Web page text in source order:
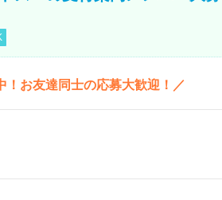
！お友達同士の応募大歓迎！／